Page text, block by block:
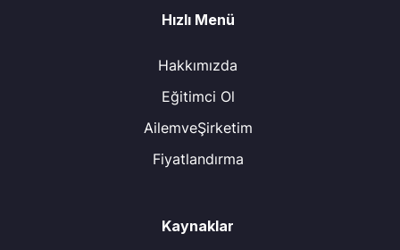
Hızlı Menü
Hakkımızda
Eğitimci Ol
AilemveŞirketim
Fiyatlandırma
Kaynaklar